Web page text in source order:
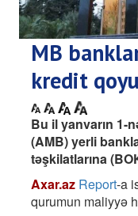
MB
kredit
Bu il yanvarın 1-
(AMB) yerli
təşkilatlarına
Axar.az Report-a
qurumun maliyyə